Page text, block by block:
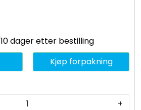
dager etter bestilling
+
Kjøp forpakning